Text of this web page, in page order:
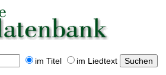
im Titel im Liedtext